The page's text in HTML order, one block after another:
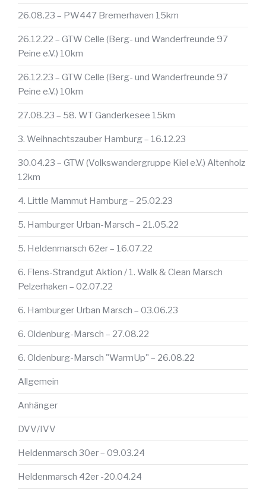
26.08.23 – PW447 Bremerhaven 15km
26.12.22 – GTW Celle (Berg- und Wanderfreunde 97
Peine e.V.) 10km
26.12.23 – GTW Celle (Berg- und Wanderfreunde 97
Peine e.V.) 10km
27.08.23 – 58. WT Ganderkesee 15km
3. Weihnachtszauber Hamburg – 16.12.23
30.04.23 – GTW (Volkswandergruppe Kiel e.V.) Altenholz
12km
4. Little Mammut Hamburg – 25.02.23
5. Hamburger Urban-Marsch – 21.05.22
5. Heldenmarsch 62er – 16.07.22
6. Flens-Strandgut Aktion / 1. Walk & Clean Marsch
Pelzerhaken – 02.07.22
6. Hamburger Urban Marsch – 03.06.23
6. Oldenburg-Marsch – 27.08.22
6. Oldenburg-Marsch "WarmUp" – 26.08.22
Allgemein
Anhänger
DVV/IVV
Heldenmarsch 30er – 09.03.24
Heldenmarsch 42er -20.04.24